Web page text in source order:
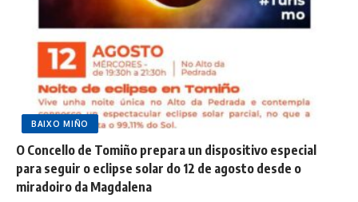
BAIXO MIÑO
O Concello de Tomiño prepara un dispositivo especial
para seguir o eclipse solar do 12 de agosto desde o
miradoiro da Magdalena